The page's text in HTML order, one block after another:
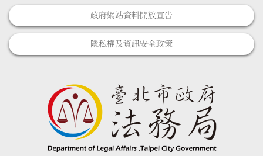
政府網站資料開放宣告
隱私權及資訊安全政策